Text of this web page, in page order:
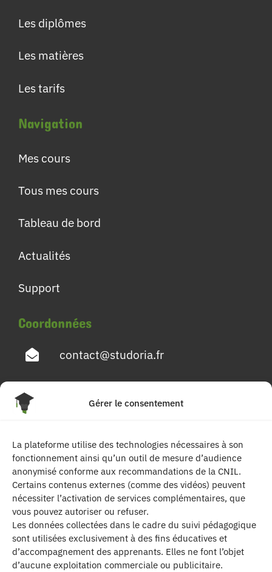
Gérer le consentement
La plateforme utilise des technologies nécessaires à son
fonctionnement ainsi qu’un outil de mesure d’audience
anonymisé conforme aux recommandations de la CNIL.
Certains contenus externes (comme des vidéos) peuvent
nécessiter l’activation de services complémentaires, que
vous pouvez autoriser ou refuser.
Les données collectées dans le cadre du suivi pédagogique
sont utilisées exclusivement à des fins éducatives et
d’accompagnement des apprenants. Elles ne font l’objet
d’aucune exploitation commerciale ou publicitaire.
Les diplômes
Les matières
Les tarifs
Navigation
Mes cours
Tous mes cours
Tableau de bord
Actualités
Support
Coordonnées
contact@studoria.fr
4 Rue Georges Pompidou
Suivez-nous
| Les contenus publiés sur ce site sont